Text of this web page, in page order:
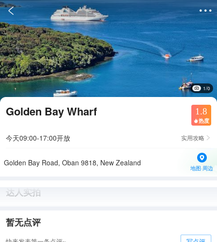
 
1/0
Golden Bay Wharf 1.8
 热度
今天09:00-17:00开放 实用攻略 
Golden Bay Road, Oban 9818, New Zealand
地图·周边
达人实拍
暂无点评